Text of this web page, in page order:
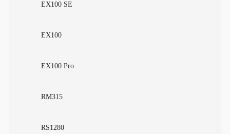
EX100 SE
EX100
EX100 Pro
RM315
RS1280